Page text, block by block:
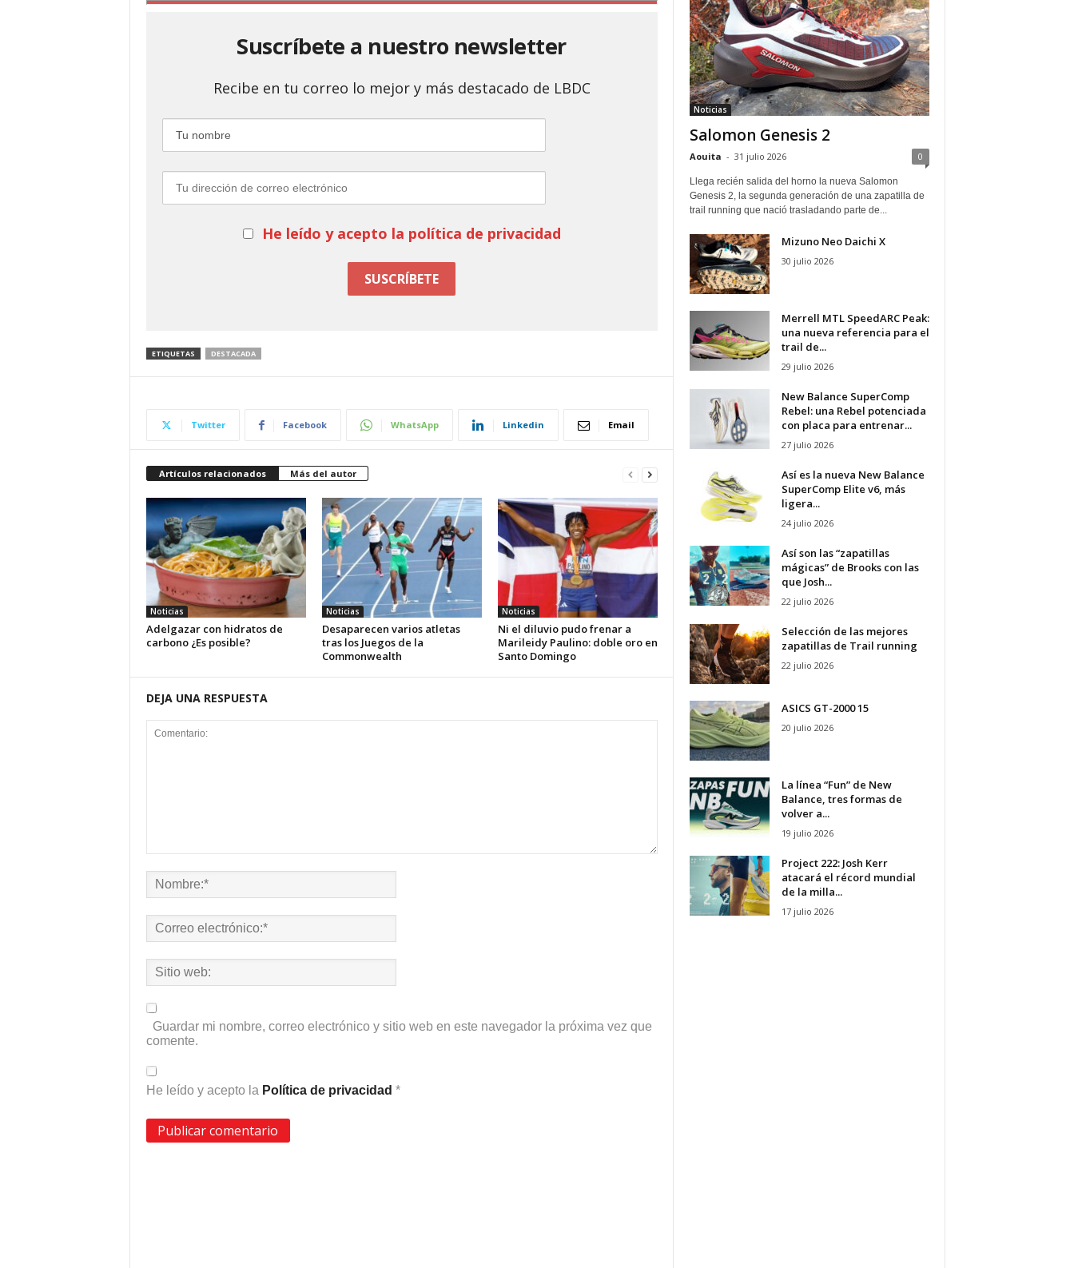
Suscríbete a nuestro newsletter
Recibe en tu correo lo mejor y más destacado de LBDC
He leído y acepto la política de privacidad
ETIQUETAS DESTACADA
Twitter Facebook WhatsApp Linkedin Email
Artículos relacionados Más del autor
Noticias
Adelgazar con hidratos de
carbono ¿Es posible?
Noticias
Desaparecen varios atletas
tras los Juegos de la
Commonwealth
Noticias
Ni el diluvio pudo frenar a
Marileidy Paulino: doble oro en
Santo Domingo
DEJA UNA RESPUESTA
Guardar mi nombre, correo electrónico y sitio web en este navegador la próxima vez que
comente.
He leído y acepto la Política de privacidad *
Noticias
Salomon Genesis 2
Aouita - 31 julio 2026 0
Llega recién salida del horno la nueva Salomon
Genesis 2, la segunda generación de una zapatilla de
trail running que nació trasladando parte de...
Mizuno Neo Daichi X
30 julio 2026
Merrell MTL SpeedARC Peak:
una nueva referencia para el
trail de...
29 julio 2026
New Balance SuperComp
Rebel: una Rebel potenciada
con placa para entrenar...
27 julio 2026
Así es la nueva New Balance
SuperComp Elite v6, más
ligera...
24 julio 2026
Así son las “zapatillas
mágicas” de Brooks con las
que Josh...
22 julio 2026
Selección de las mejores
zapatillas de Trail running
22 julio 2026
ASICS GT-2000 15
20 julio 2026
La línea “Fun” de New
Balance, tres formas de
volver a...
19 julio 2026
Project 222: Josh Kerr
atacará el récord mundial
de la milla...
17 julio 2026